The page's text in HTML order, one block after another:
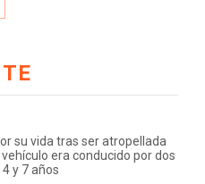
su vida tras ser atropellada
era conducido por dos
y 7 años